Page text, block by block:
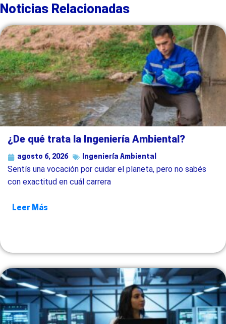
Noticias Relacionadas
¿De qué trata la Ingeniería Ambiental?
agosto 6, 2026 Ingeniería Ambiental
Sentís una vocación por cuidar el planeta, pero no sabés
con exactitud en cuál carrera
Leer Más